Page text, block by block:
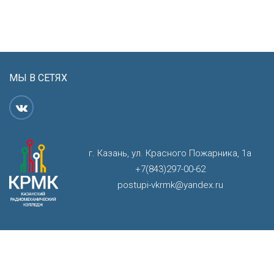
МЫ В СЕТЯХ
г. Казань, ул. Красного Пожарника, 1а
+7(843)297-00-62
postupi-vkrmk@yandex.ru